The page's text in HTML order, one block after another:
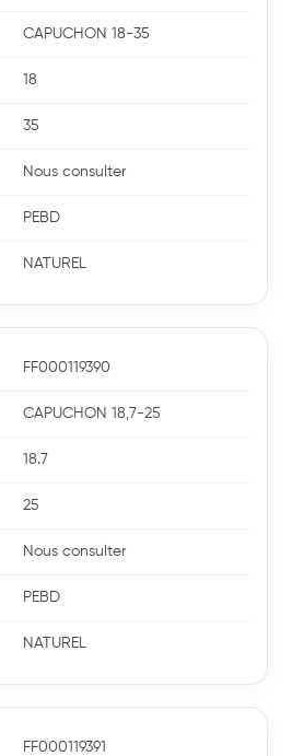
CAPUCHON 18-35
18
35
Nous consulter
PEBD
NATUREL
FF000119390
CAPUCHON 18,7-25
18.7
25
Nous consulter
PEBD
NATUREL
FF000119391